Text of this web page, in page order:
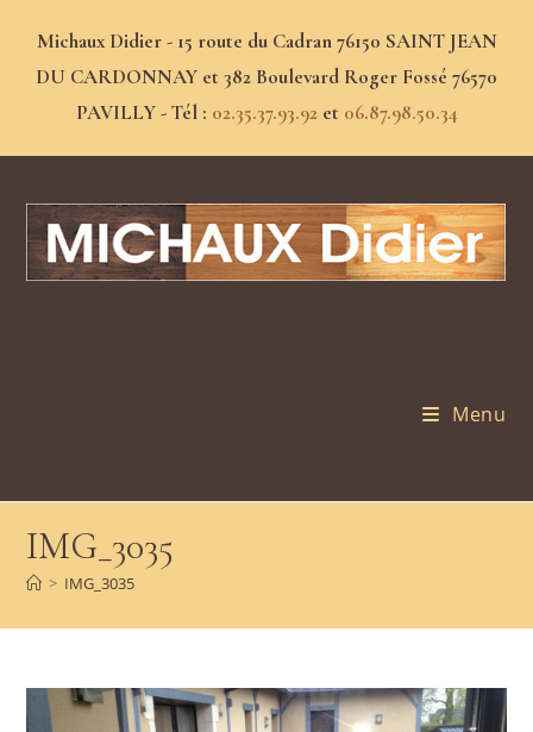
Michaux Didier - 15 route du Cadran 76150 SAINT JEAN
DU CARDONNAY et 382 Boulevard Roger Fossé 76570
PAVILLY - Tél : 02.35.37.93.92et 06.87.98.50.34
Menu
IMG_3035
> IMG_3035